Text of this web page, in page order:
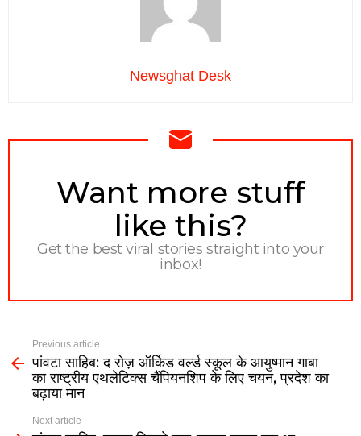
Newsghat Desk
NEWSLETTER
Want more stuff
like this?
Get the best viral stories straight into your
inbox!
Previous article
पांवटा साहिब: द रोज़ ऑर्किड वर्ल्ड स्कूल के आयुष्मान गाबा
का राष्ट्रीय एथलेटिक्स चैंपियनशिप के लिए चयन, प्रदेश का
बढ़ाया मान
Next article